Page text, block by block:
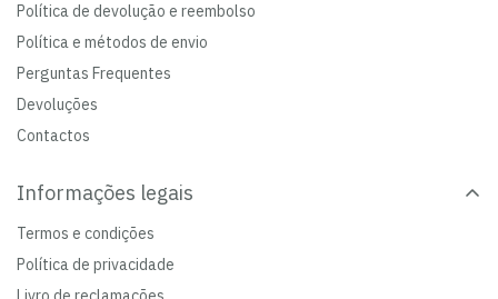
Política de devolução e reembolso
Política e métodos de envio
Perguntas Frequentes
Devoluções
Contactos
Informações legais
Termos e condições
Política de privacidade